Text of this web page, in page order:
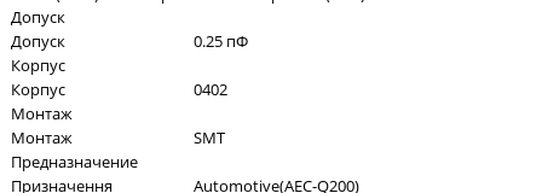
Допуск
Допуск
0.25 пФ
Корпус
Корпус
0402
Монтаж
Монтаж
SMT
Предназначение
Призначення
Automotive(AEC-Q200)